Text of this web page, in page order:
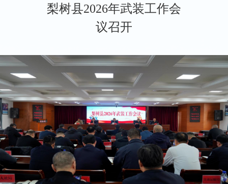
梨树县2026年武装工作会
议召开